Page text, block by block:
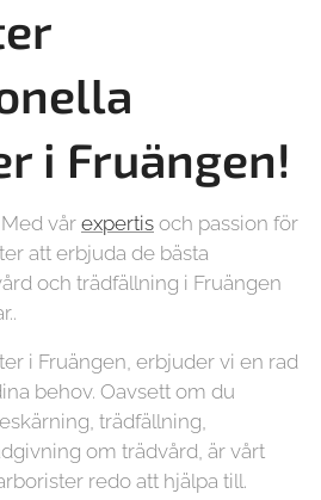
i Fruängen!
vår expertis och passion för
att erbjuda de bästa
och trädfällning i Fruängen
i Fruängen, erbjuder vi en rad
behov. Oavsett om du
trädfällning,
om trädvård, är vårt
redo att hjälpa till.